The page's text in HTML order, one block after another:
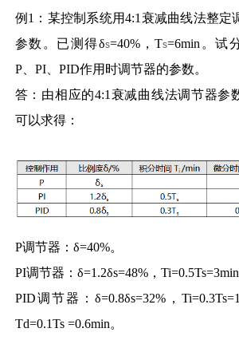
例1：某控制系统用4:1衰减曲线法整定
参数。已测得δs=40%，Ts=6min。试
P、PI、PID作用时调节器的参数。
答：由相应的4:1衰减曲线法调节器参
可以求得：
P调节器：δ=40%。
PI调节器：δ=1.2δs=48%，Ti=0.5Ts=3min
PID调节器：δ=0.8δs=32%，
Td=0.1Ts =0.6min。